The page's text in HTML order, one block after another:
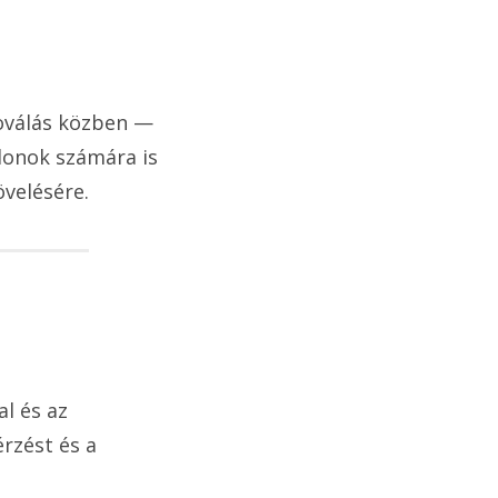
közben —
számára is
és az
és a